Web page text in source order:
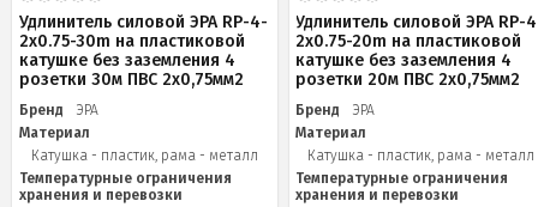
Удлинитель силовой ЭРА RP-4-
2x0.75-30m на пластиковой
катушке без заземления 4
розетки 30м ПВС 2х0,75мм2
Бренд
ЭРА
Материал
Катушка - пластик, рама - металл
Температурные ограничения
хранения и перевозки
Удлинитель силовой ЭРА RP-
2x0.75-20m на пластиковой
катушке без заземления 4
розетки 20м ПВС 2х0,75мм2
Бренд
ЭРА
Материал
Катушка - пластик, рама - металл
Температурные ограничения
хранения и перевозки